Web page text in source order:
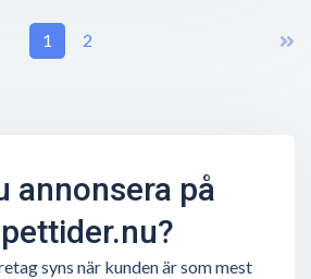
1 2
annonsera på
syns när kunden är som mest